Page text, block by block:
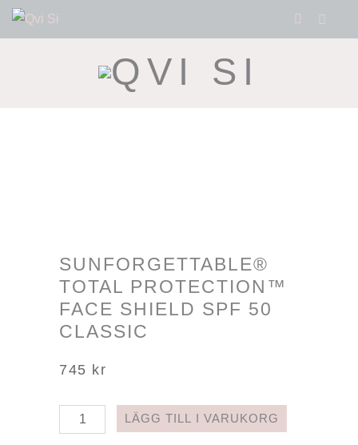
SUNFORGETTABLE®
TOTAL PROTECTION™
FACE SHIELD SPF 50
CLASSIC
745 kr
SUNFORGETTABLE®
TOTAL
LÄGG TILL I VARUKORG